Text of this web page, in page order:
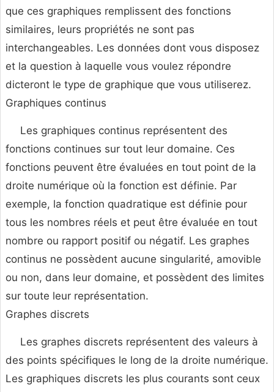
que ces graphiques remplissent des fonctions
similaires, leurs propriétés ne sont pas
interchangeables. Les données dont vous disposez
et la question à laquelle vous voulez répondre
dicteront le type de graphique que vous utiliserez.
Graphiques continus
Les graphiques continus représentent des
fonctions continues sur tout leur domaine. Ces
fonctions peuvent être évaluées en tout point de la
droite numérique où la fonction est définie. Par
exemple, la fonction quadratique est définie pour
tous les nombres réels et peut être évaluée en tout
nombre ou rapport positif ou négatif. Les graphes
continus ne possèdent aucune singularité, amovible
ou non, dans leur domaine, et possèdent des limites
sur toute leur représentation.
Graphes discrets
Les graphes discrets représentent des valeurs à
des points spécifiques le long de la droite numérique.
Les graphiques discrets les plus courants sont ceux